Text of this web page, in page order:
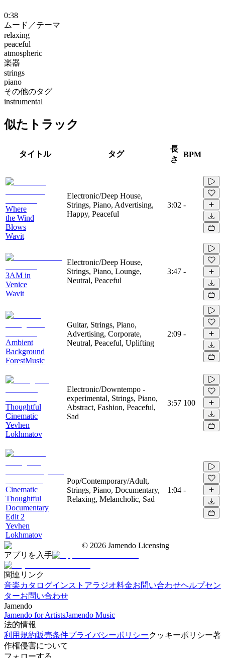
0:38
ムード／テーマ
relaxing
peaceful
atmospheric
楽器
strings
piano
その他のタグ
instrumental
似たトラック
タイトル タグ
長
さ
BPM
Where
the Wind
Blows
Wavit
Electronic/Deep House,
Strings, Piano, Advertising,
Happy, Peaceful
3:02 -
3AM in
Venice
Wavit
Electronic/Deep House,
Strings, Piano, Lounge,
Neutral, Peaceful
3:47 -
Ambient
Background
ForestMusic
Guitar, Strings, Piano,
Advertising, Corporate,
Neutral, Peaceful, Uplifting
2:09 -
Thoughtful
Cinematic
Yevhen
Lokhmatov
Electronic/Downtempo -
experimental, Strings, Piano,
Abstract, Fashion, Peaceful,
Sad
3:57 100
Cinematic
Thoughtful
Documentary
Edit 2
Yevhen
Lokhmatov
Pop/Contemporary/Adult,
Strings, Piano, Documentary,
Relaxing, Melancholic, Sad
1:04 -
© 2026 Jamendo Licensing
アプリを入手
関連リンク
音楽カタログインストアラジオ料金お問い合わせヘルプセン
ターお問い合わせ
Jamendo
Jamendo for ArtistsJamendo Music
法的情報
利用規約販売条件プライバシーポリシークッキーポリシー著
作権侵害について
フォローする